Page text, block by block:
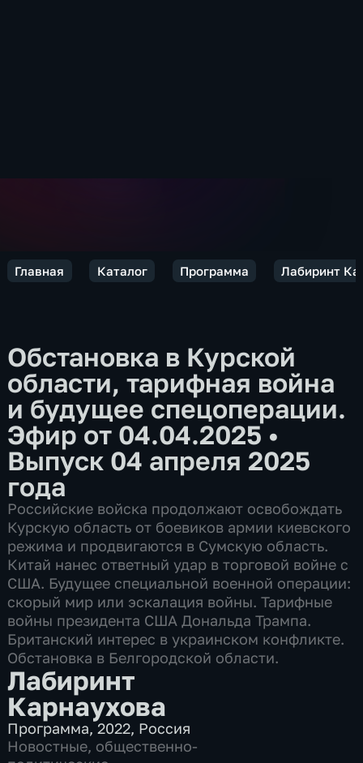
Главная Каталог Программа Лабиринт
Обстановка в Курской
области, тарифная война
и будущее спецоперации.
Эфир от 04.04.2025•
Выпуск 04 апреля 2025
года
Российские войска продолжают освобождать
Курскую область от боевиков армии киевского
режима и продвигаются в Сумскую область.
Китай нанес ответный удар в торговой войне с
США. Будущее специальной военной операции:
скорый мир или эскалация войны. Тарифные
войны президента США Дональда Трампа.
Британский интерес в украинском конфликте.
Обстановка в Белгородской области.
Лабиринт
Карнаухова
Программа,2022, Россия
Новостные, общественно-